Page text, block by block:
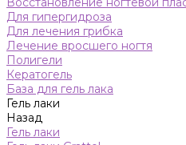
Для гипергидроза
Для лечения грибка
Лечение вросшего ногтя
Полигели
Кератогель
База для гель лака
Гель лаки
Назад
Гель лаки